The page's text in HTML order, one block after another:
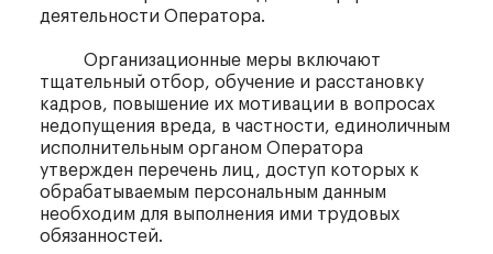
деятельности Оператора.
Организационные меры включают
тщательный отбор, обучение и расстановку
кадров, повышение их мотивации в вопросах
недопущения вреда, в частности, единоличным
исполнительным органом Оператора
утвержден перечень лиц, доступ которых к
обрабатываемым персональным данным
необходим для выполнения ими трудовых
обязанностей.